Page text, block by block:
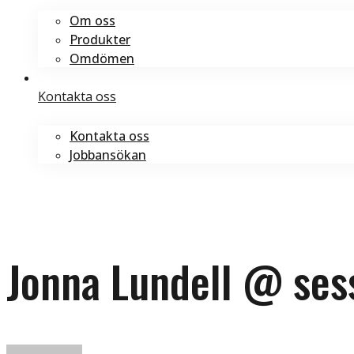
Om oss
Produkter
Omdömen
Kontakta oss
Kontakta oss
Jobbansökan
Lundell
@
Jonna Lundell @